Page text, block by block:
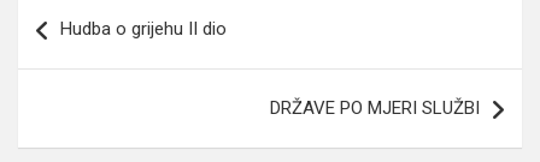
članaka
Hudba o grijehu II dio
DRŽAVE PO MJERI SLUŽBI